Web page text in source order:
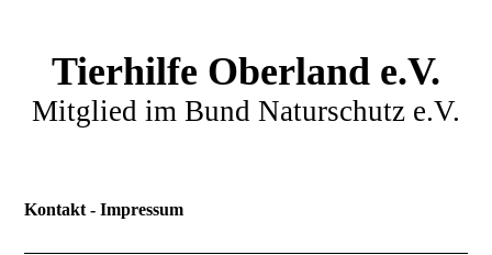
Tierhilfe Oberland e.V.
Mitglied im Bund Naturschutz e.V.
Kontakt - Impressum